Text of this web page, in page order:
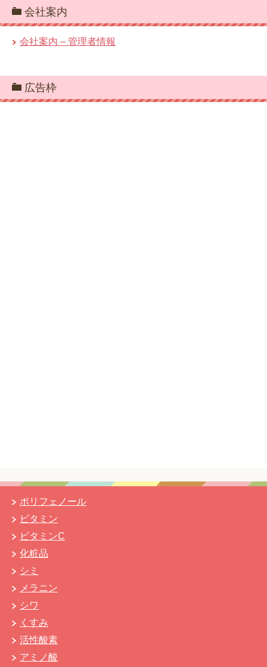
会社案内
会社案内 – 管理者情報
広告枠
ポリフェノール
ビタミン
ビタミンC
化粧品
シミ
メラニン
シワ
くすみ
活性酸素
アミノ酸